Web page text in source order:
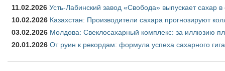
11.02.2026 Усть-Лабинский завод «Свобода» выпускает сахар в
10.02.2026 Казахстан: Производители сахара прогнозируют
03.02.2026 Молдова: Свеклосахарный комплекс: за иллюзию
20.01.2026 От руин к рекордам: формула успеха сахарного